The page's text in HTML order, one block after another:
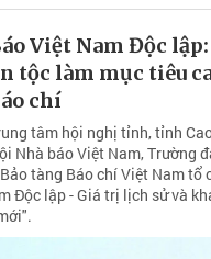
Việt Nam Độc
tộc làm mục tiêu
chí
tâm hội nghị tỉnh, tỉnh
Nhà báo Việt Nam, Trường
tàng Báo chí Việt Nam tổ
Độc lập - Giá trị lịch sử và